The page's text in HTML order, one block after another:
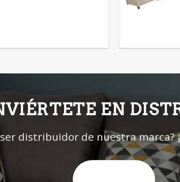
EN
distribuidor de nuestra marca?